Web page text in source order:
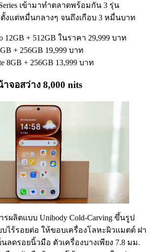
เข้ามาทำตลาดพร้อมกัน 3 รุ่น
งแต่หมื่นกลางๆ จนถึงเกือบ 3 หมื่นบาท
12GB + 512GB ในราคา 29,999 บาท
+ 256GB 19,999 บาท
8GB + 256GB 13,999 บาท
จอสว่าง 8,000 nits
รผลิตแบบ Unibody Cold-Carving ขึ้นรูป
ไร้รอยต่อ ให้ขอบเครื่องโลหะผิวแมตต์ ฝา
ลดรอยนิ้วมือ ตัวเครื่องบางเพียง 7.8 มม.